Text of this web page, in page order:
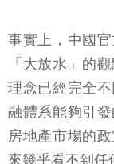
事實上，中國
「大放水」的
理念已經完全
融體系能夠引
房地產市場的
來幾乎看不到任